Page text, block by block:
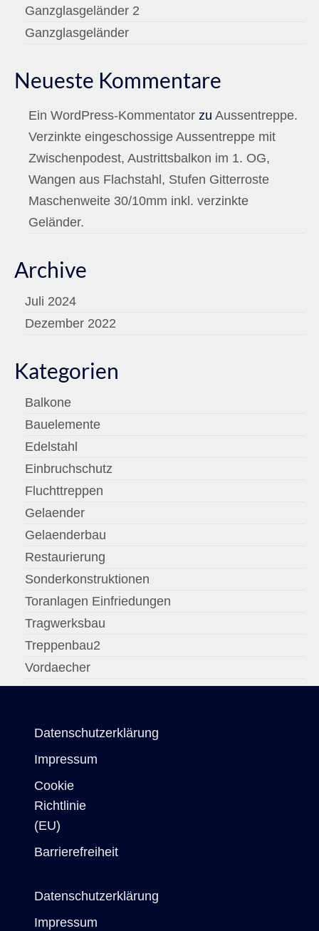
Ganzglasgeländer 2
Ganzglasgeländer
Neueste Kommentare
Ein WordPress-Kommentator zu Aussentreppe.
Verzinkte eingeschossige Aussentreppe mit
Zwischenpodest, Austrittsbalkon im 1. OG,
Wangen aus Flachstahl, Stufen Gitterroste
Maschenweite 30/10mm inkl. verzinkte
Geländer.
Archive
Juli 2024
Dezember 2022
Kategorien
Balkone
Bauelemente
Edelstahl
Einbruchschutz
Fluchttreppen
Gelaender
Gelaenderbau
Restaurierung
Sonderkonstruktionen
Toranlagen Einfriedungen
Tragwerksbau
Treppenbau2
Vordaecher
Datenschutzerklärung
Impressum
Cookie
Richtlinie
(EU)
Barrierefreiheit
Datenschutzerklärung
Impressum